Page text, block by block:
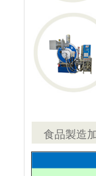
食品製造